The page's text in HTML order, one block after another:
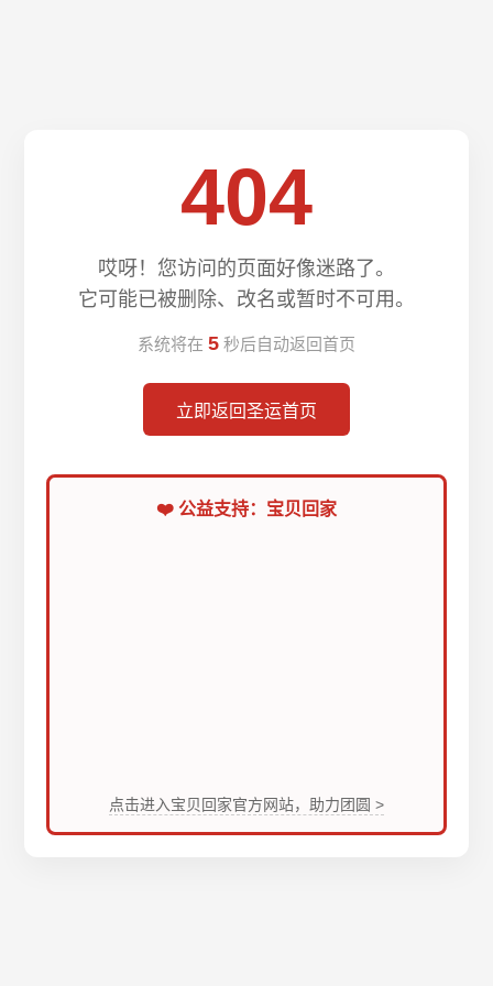
404
哎呀！您访问的页面好像迷路了。
它可能已被删除、改名或暂时不可用。
系统将在 5 秒后自动返回首页
立即返回圣运首页
❤️ 公益支持：宝贝回家
点击进入宝贝回家官方网站，助力团圆 >